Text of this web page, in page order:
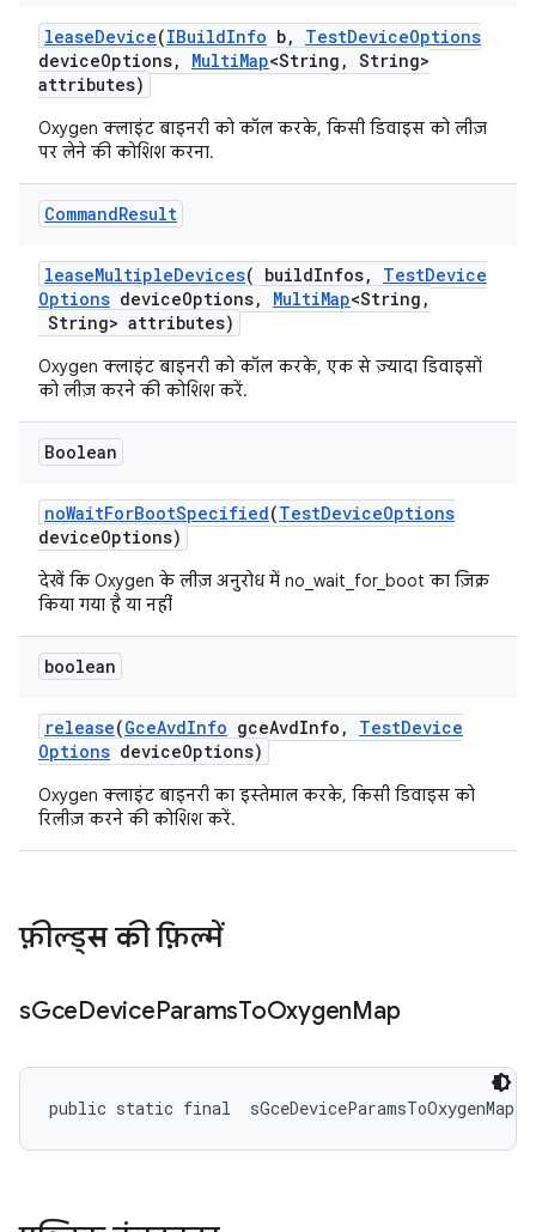
leaseDevice(IBuildInfo b, TestDeviceOptions
deviceOptions, MultiMap<String , String>
attributes)
Oxygen क्लाइंट बाइनरी को कॉल करके, किसी डिवाइस को लीज़
पर लेने की कोशिश करना.
CommandResult
leaseMultipleDevices( buildInfos, TestDevice
Options deviceOptions, MultiMap<String ,
String> attributes)
Oxygen क्लाइंट बाइनरी को कॉल करके, एक से ज़्यादा डिवाइसों
को लीज़ करने की कोशिश करें.
Boolean
noWaitForBootSpecified(TestDeviceOptions
deviceOptions)
देखें कि Oxygen के लीज़ अनुरोध में no_wait_for_boot का ज़िक्र
किया गया है या नहीं
boolean
release(GceAvdInfo gceAvdInfo , TestDevice
Options deviceOptions)
Oxygen क्लाइंट बाइनरी का इस्तेमाल करके, किसी डिवाइस को
रिलीज़ करने की कोशिश करें.
फ़ील्ड्स की फ़िल्में
sGceDeviceParamsToOxygenMap
public static final sGceDeviceParamsToOxygenMap